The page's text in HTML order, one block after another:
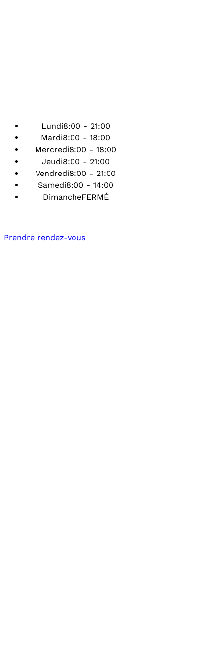
Lundi8:00 - 21:00
Mardi8:00 - 18:00
Mercredi8:00 - 18:00
Jeudi8:00 - 21:00
Vendredi8:00 - 21:00
Samedi8:00 - 14:00
DimancheFERMÉ
Prendre rendez-vous